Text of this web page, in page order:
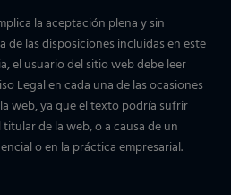
la aceptación plena y sin
de las disposiciones incluidas en este
el usuario del sitio web debe leer
Legal en cada una de las ocasiones
web, ya que el texto podría sufrir
de la web, o a causa de un
o en la práctica empresarial.